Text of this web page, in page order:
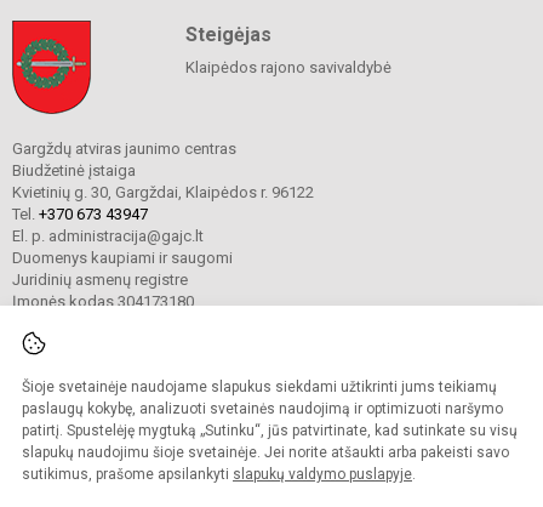
Šioje svetainėje naudojame slapukus siekdami užtikrinti jums teikiamų
paslaugų kokybę, analizuoti svetainės naudojimą ir optimizuoti naršymo
patirtį. Spustelėję mygtuką „Sutinku“, jūs patvirtinate, kad sutinkate su visų
slapukų naudojimu šioje svetainėje. Jei norite atšaukti arba pakeisti savo
sutikimus, prašome apsilankyti slapukų valdymo puslapyje.
Steigėjas
Klaipėdos rajono savivaldybė
Gargždų atviras jaunimo centras
Biudžetinė įstaiga
Kvietinių g. 30, Gargždai, Klaipėdos r. 96122
Tel. +370 673 43947
El. p. administracija@gajc.lt
Duomenys kaupiami ir saugomi
Juridinių asmenų registre
Įmonės kodas 304173180
© 2024. Gargždų atviras jaunimo centras. Visos teisės saugomos.
Kopijuoti turinį be raštiško įstaigos administracijos sutikimo griežtai draudžiama.
Prieinamumo paraiška Slapukų valdymas
Sumanus būdas atnaujinti